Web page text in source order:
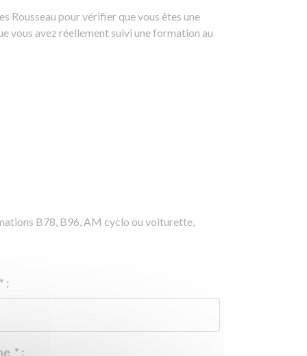
Rousseau pour vérifier que vous êtes une
vous avez réellement suivi une formation au
B78, B96, AM cyclo ou voiturette,
* :
* :